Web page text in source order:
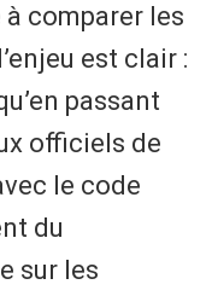
comparer les
est clair :
passant
officiels de
le code
du
sur les